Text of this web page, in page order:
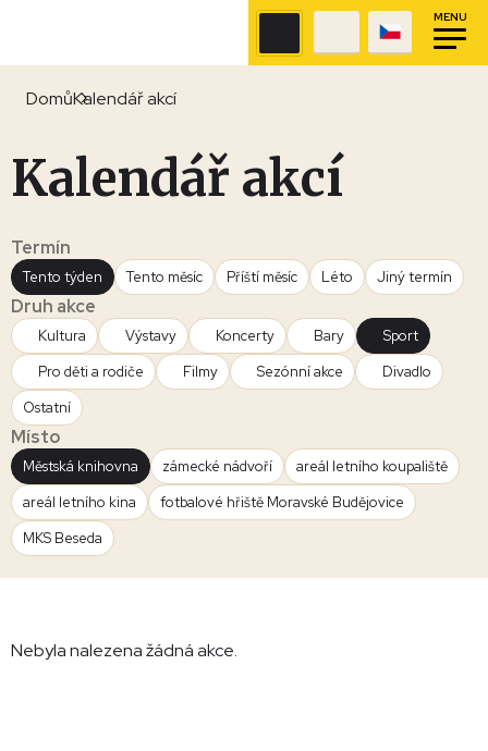
MENU
DomůKalendář akcí
Kalendář akcí
Termín
Tento týden Tento měsíc Příští měsíc Léto Jiný termín
Druh akce
Kultura Výstavy Koncerty Bary
Sport
Pro děti a rodiče
Filmy Sezónní akce
Divadlo
Ostatní
Místo
Městská knihovna zámecké nádvoří
areál letního koupaliště
areál letního kina
fotbalové hřiště Moravské Budějovice
MKS Beseda
Nebyla nalezena žádná akce.